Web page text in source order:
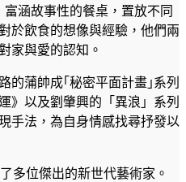
涵故事性的餐桌，置放不同
於飲食的想像與經驗，他們兩
家與愛的認知。
的蒲帥成｢秘密平面計畫｣系列
》以及劉肇興的「異浪」系列
手法，為自身情感找尋抒發以
多位傑出的新世代藝術家。